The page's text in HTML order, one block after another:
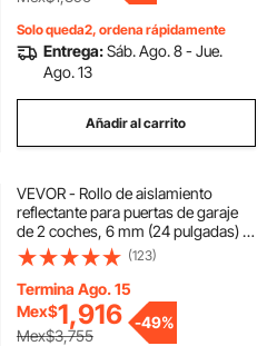
recreativos.
Solo queda2, ordena rápidamente
Entrega:Sáb. Ago. 8 - Jue.
Ago. 13
Añadir al carrito
VEVOR - Rollo de aislamiento
reflectante para puertas de garaje
de 2 coches, 6 mm (24 pulgadas) x
18 pies (4 rollos), 4 rollos de lámina
de aluminio con núcleo de espuma
EPE, barrera radiante, película de
PE blanca, protector térmico para
puertas de garaje.
(123)
Termina Ago. 15
Mex$1,916
Mex$3,755
-49%